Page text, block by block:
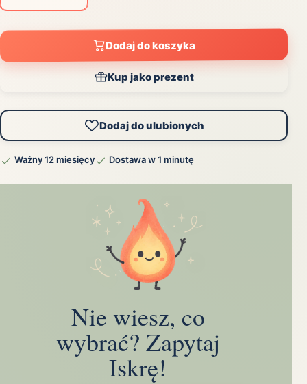
Dodaj do koszyka
Kup jako prezent
Dodaj do ulubionych
Ważny 12 miesięcy Dostawa w 1 minutę
Nie wiesz, co
wybrać? Zapytaj
Iskrę!